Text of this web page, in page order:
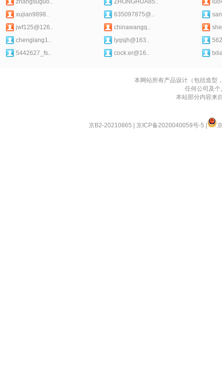
zhangsuguo.. ZHONGHUA85..
xujian9898..
635097875@..
jwf125@126..
chinawangq..
chenglang1..
lyqsjh@163..
5442627_fs..
cock.er@16..
本网站所有产品设计（包括造型
任何公司及
本站部分内容来
京B2-20210865 京ICP备2020040059号-5